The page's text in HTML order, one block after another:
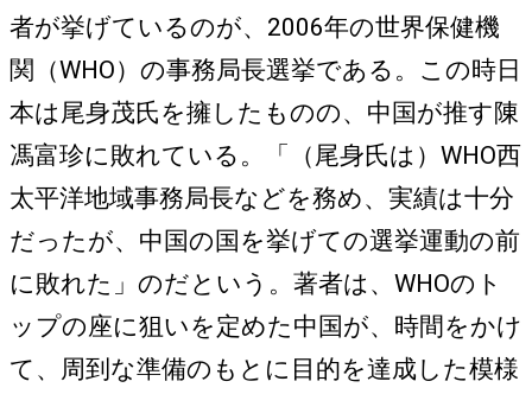
者が挙げているのが、2006年の世界保健機
関（WHO）の事務局長選挙である。この時日
本は尾身茂氏を擁したものの、中国が推す陳
馮富珍に敗れている。「（尾身氏は）WHO西
太平洋地域事務局長などを務め、実績は十分
だったが、中国の国を挙げての選挙運動の前
に敗れた」のだという。著者は、WHOのト
ップの座に狙いを定めた中国が、時間をかけ
て、周到な準備のもとに目的を達成した模様